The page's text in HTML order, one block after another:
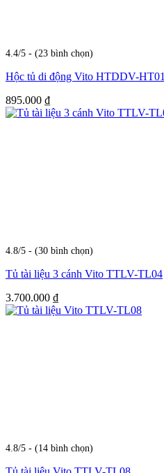
4.4/5 - (23 bình chọn)
Hộc tủ di động Vito HTDDV-HT01
895.000 ₫
4.8/5 - (30 bình chọn)
Tủ tài liệu 3 cánh Vito TTLV-TL04
3.700.000 ₫
4.8/5 - (14 bình chọn)